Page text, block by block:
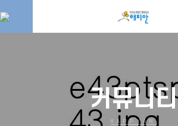
커뮤니티
HAPPYAN